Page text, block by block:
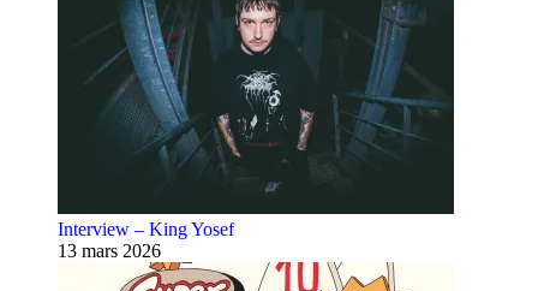
Interview – King Yosef
13 mars 2026